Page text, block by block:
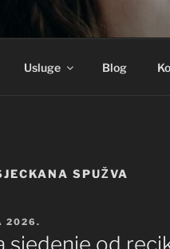
Usluge Blog
SPUŽVA
2026.
sjedenje od